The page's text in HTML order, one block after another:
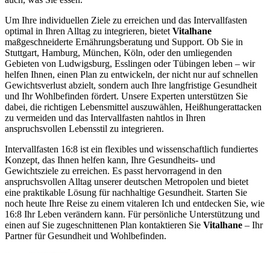
Um Ihre individuellen Ziele zu erreichen und das Intervallfasten
optimal in Ihren Alltag zu integrieren, bietetVitalhane
maßgeschneiderte Ernährungsberatung und Support. Ob Sie in
Stuttgart, Hamburg, München, Köln, oder den umliegenden
Gebieten von Ludwigsburg, Esslingen oder Tübingen leben – wir
helfen Ihnen, einen Plan zu entwickeln, der nicht nur auf schnellen
Gewichtsverlust abzielt, sondern auch Ihre langfristige Gesundheit
und Ihr Wohlbefinden fördert. Unsere Experten unterstützen Sie
dabei, die richtigen Lebensmittel auszuwählen, Heißhungerattacken
zu vermeiden und das Intervallfasten nahtlos in Ihren
anspruchsvollen Lebensstil zu integrieren.
Intervallfasten 16:8 ist ein flexibles und wissenschaftlich fundiertes
Konzept, das Ihnen helfen kann, Ihre Gesundheits- und
Gewichtsziele zu erreichen. Es passt hervorragend in den
anspruchsvollen Alltag unserer deutschen Metropolen und bietet
eine praktikable Lösung für nachhaltige Gesundheit. Starten Sie
noch heute Ihre Reise zu einem vitaleren Ich und entdecken Sie, wie
16:8 Ihr Leben verändern kann. Für persönliche Unterstützung und
einen auf Sie zugeschnittenen Plan kontaktieren Sie Vitalhane – Ihr
Partner für Gesundheit und Wohlbefinden.